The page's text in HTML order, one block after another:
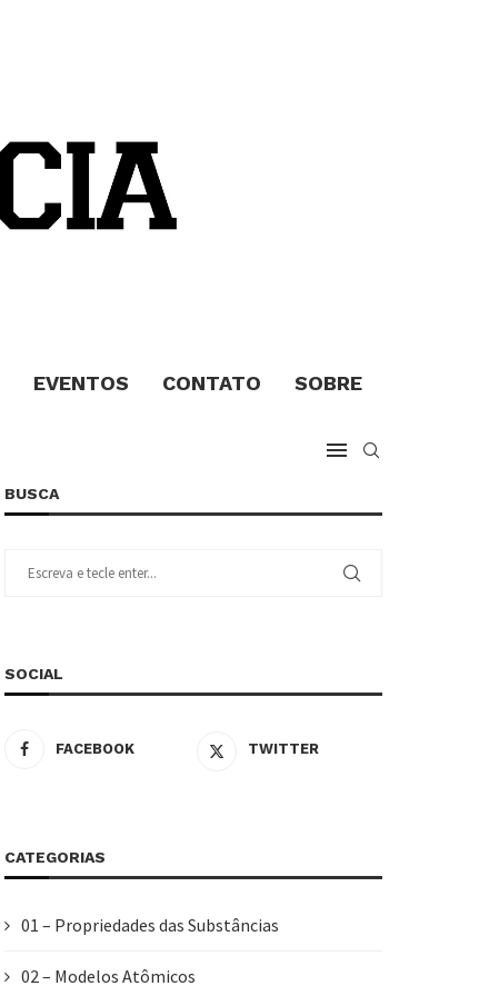
EVENTOS CONTATO SOBRE
BUSCA
SOCIAL
FACEBOOK TWITTER
CATEGORIAS
01 – Propriedades das Substâncias
02 – Modelos Atômicos